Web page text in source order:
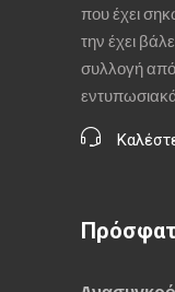
που έχει
την έχει
συλλογή